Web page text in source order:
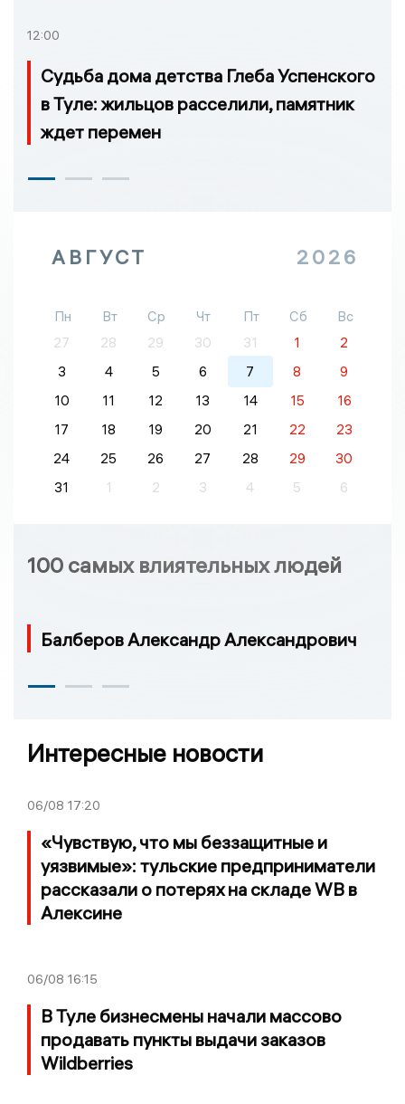
12:00
Судьба дома детства Глеба Успенского
в Туле: жильцов расселили, памятник
ждет перемен
АВГУСТ 2026
Пн Вт Ср Чт Пт Сб
Вс
27
28 29 30 31 1
2
3
4 5 6 7 8
9
10
11 12 13 14 15
16
17
18 19 20 21 22
23
24
25 26 27 28 29
30
31
1 2 3 4 5 6
100 самых влиятельных людей
Балберов Александр Александрович
Интересные новости
06/08 17:20
«Чувствую, что мы беззащитные и
уязвимые»: тульские предприниматели
рассказали о потерях на складе WB в
Алексине
06/08 16:15
В Туле бизнесмены начали массово
продавать пункты выдачи заказов
Wildberries